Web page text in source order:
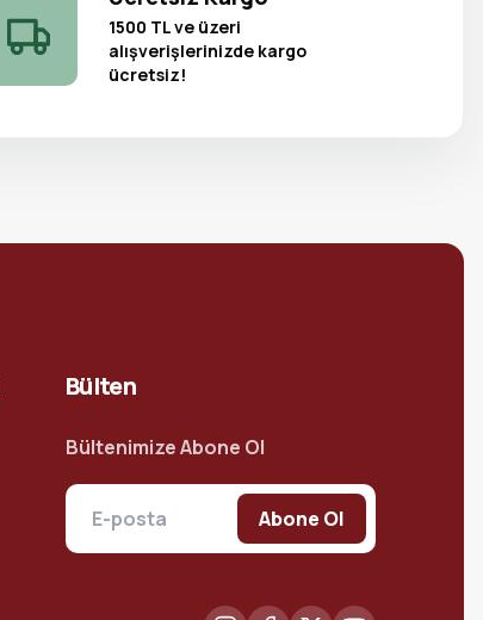
1500 TL ve üzeri
alışverişlerinizde kargo
ücretsiz!
Bülten
Bültenimize Abone Ol
Abone Ol